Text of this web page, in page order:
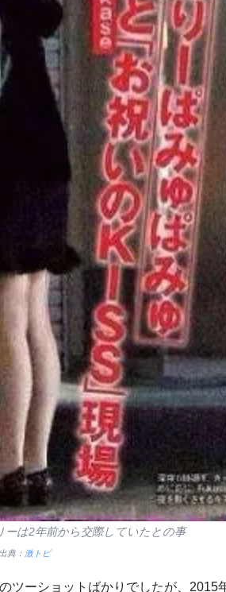
ーは2年前から交際していたとの事
典： 激トピ
ツーショットばかりでしたが、2015